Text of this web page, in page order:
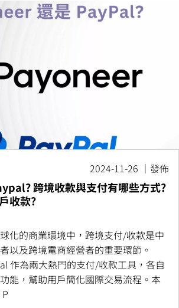
2024-11-26 ｜發佈
跨境收款與支付有哪些方式?
收款?
化的商業環境中，跨境支付/收款是中
以及跨境電商經營者的重要環節。
作為兩大熱門的支付/收款工具，各自
能，幫助用戶簡化國際交易流程。本